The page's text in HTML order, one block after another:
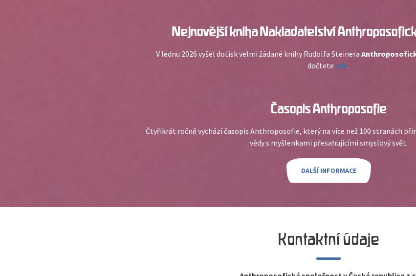
Nejnovější kniha Nakladatelství
V lednu 2026 vyšel dotisk velmi žádané knihy Rudolfa Steinera
dočtete zde.
Časopis Anthroposofie
Čtyřikrát ročně vychází časopis Anthroposofie, který na více než 100 stranách
vědy s myšlenkami přesahujícími smyslový svět.
DALŠÍ INFORMACE
Kontaktní údaje